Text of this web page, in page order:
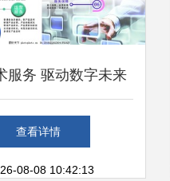
服务 驱动数字未来
的引擎
查看详情
08-08 10:42:13